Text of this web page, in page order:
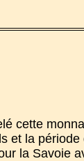
cette
et la
la Savoie